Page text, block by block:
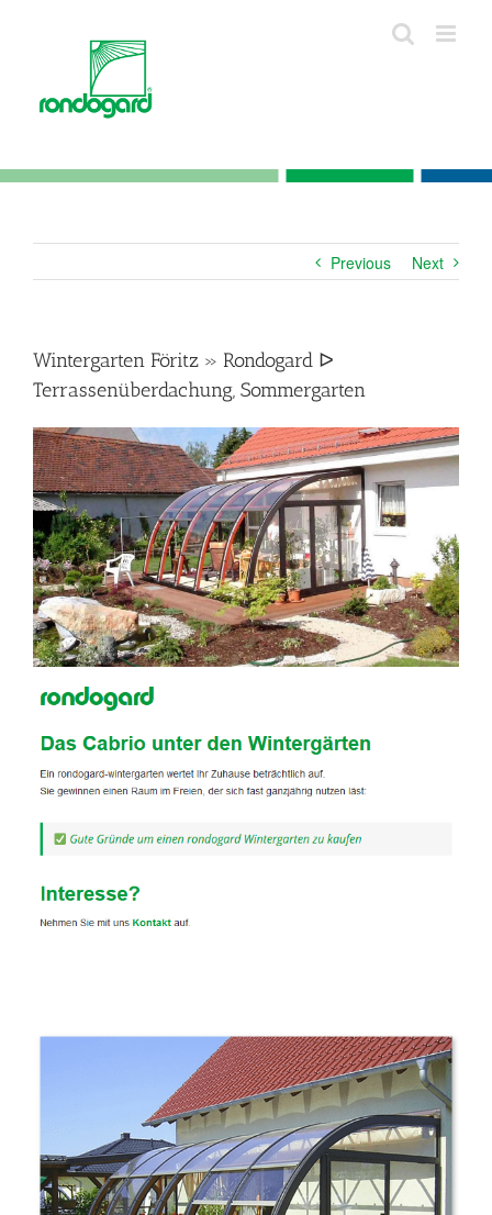
Previous Next
Wintergarten Föritz » Rondogard ᐅ
Terrassenüberdachung, Sommergarten